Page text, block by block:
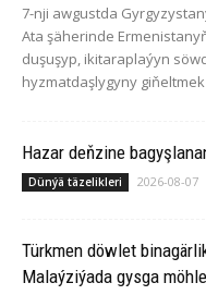
7-nji awgustda
Ata şäherinde
duşuşyp, ikitaraplaýyn
hyzmatdaşlygyny
Hazar deňzine
Dünýä täzelikleri 2026-08-07
Türkmen döwlet
Malaýziýada gysga